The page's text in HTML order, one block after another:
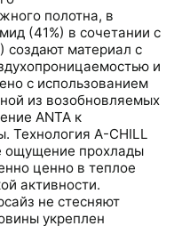
полотна, в
(41%) в сочетании с
создают материал с
и
с использованием
из возобновляемых
ANTA к
Технология A-CHILL
ощущение прохлады
ценно в теплое
активности.
не стесняют
укреплен